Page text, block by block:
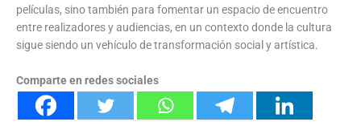
películas, sino también para fomentar un espacio de encuentro
entre realizadores y audiencias, en un contexto donde la cultura
sigue siendo un vehículo de transformación social y artística.
Comparte en redes sociales